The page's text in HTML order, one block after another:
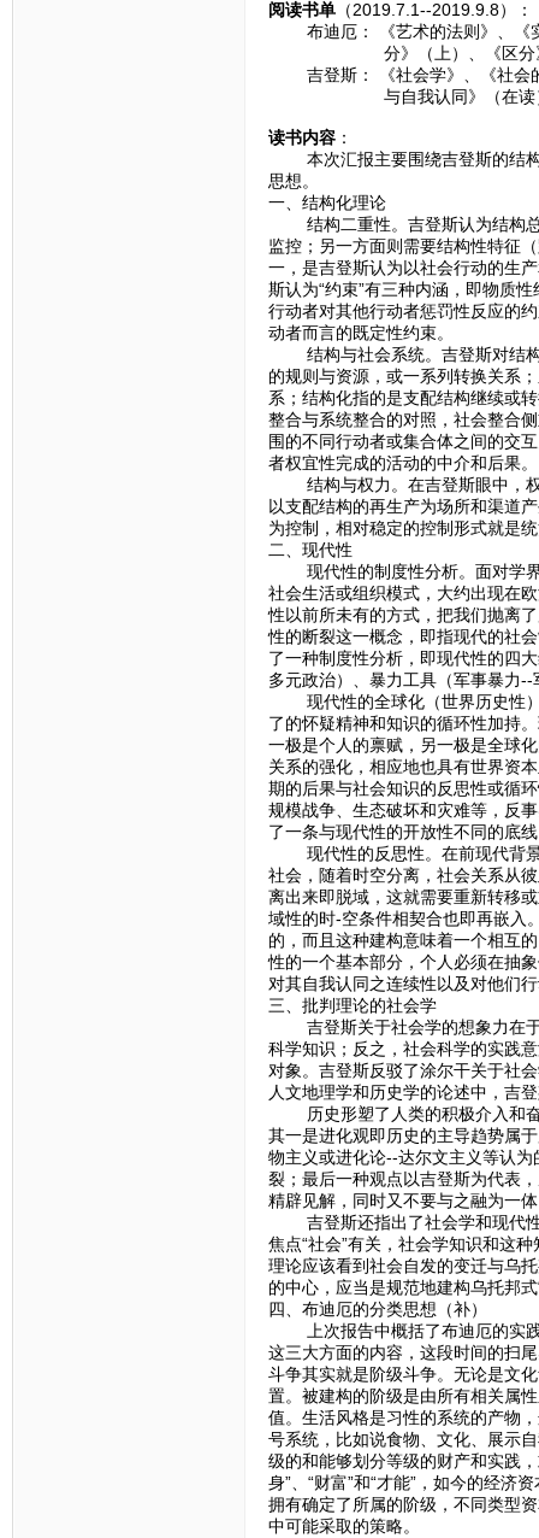
阅读书单（2019.7.1--2019.9.8）：
布迪厄： 《艺术的法则》、《实
分》（上）、《区分》（下
吉登斯： 《社会学》、《社会的
与自我认同》（在读
读书内容：
本次汇报主要围绕吉登斯的结构
思想。
一、结构化理论
结构二重性。吉登斯认为结构总
监控；另一方面则需要结构性特征
一，是吉登斯认为以社会行动的生
斯认为“约束”有三种内涵，即物
行动者对其他行动者惩罚性反应的
动者而言的既定性约束。
结构与社会系统。吉登斯对结构
的规则与资源，或一系列转换关系
系；结构化指的是支配结构继续或
整合与系统整合的对照，社会整合
围的不同行动者或集合体之间的交
者权宜性完成的活动的中介和后果。
结构与权力。在吉登斯眼中，权
以支配结构的再生产为场所和渠道
为控制，相对稳定的控制形式就是
二、现代性
现代性的制度性分析。面对学界
社会生活或组织模式，大约出现在
性以前所未有的方式，把我们抛离
性的断裂这一概念，即指现代的社
了一种制度性分析，即现代性的四
多元政治）、暴力工具（军事暴力
现代性的全球化（世界历史性）
了的怀疑精神和知识的循环性加持
一极是个人的禀赋，另一极是全球
关系的强化，相应地也具有世界资
期的后果与社会知识的反思性或循
规模战争、生态破坏和灾难等，反
了一条与现代性的开放性不同的底
现代性的反思性。在前现代背景
社会，随着时空分离，社会关系从
离出来即脱域，这就需要重新转移
域性的时-空条件相契合也即再嵌入
的，而且这种建构意味着一个相互
性的一个基本部分，个人必须在抽
对其自我认同之连续性以及对他们
三、批判理论的社会学
吉登斯关于社会学的想象力在于
科学知识；反之，社会科学的实践
对象。吉登斯反驳了涂尔干关于社
人文地理学和历史学的论述中，吉
历史形塑了人类的积极介入和奋
其一是进化观即历史的主导趋势属
物主义或进化论--达尔文主义等认
裂；最后一种观点以吉登斯为代表
精辟见解，同时又不要与之融为一
吉登斯还指出了社会学和现代性
焦点“社会”有关，社会学知识和这
理论应该看到社会自发的变迁与乌
的中心，应当是规范地建构乌托邦
四、布迪厄的分类思想（补）
上次报告中概括了布迪厄的实践
这三大方面的内容，这段时间的扫
斗争其实就是阶级斗争。无论是文
置。被建构的阶级是由所有相关属
值。生活风格是习性的系统的产物
号系统，比如说食物、文化、展示
级的和能够划分等级的财产和实践
身”、“财富”和“才能”，如今的经济
拥有确定了所属的阶级，不同类型
中可能采取的策略。